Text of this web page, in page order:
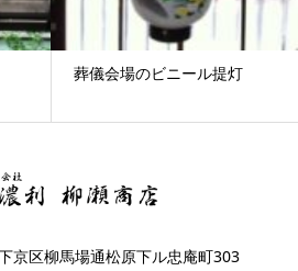
葬儀会場のビニール提灯
京区柳馬場通松原下ル忠庵町303